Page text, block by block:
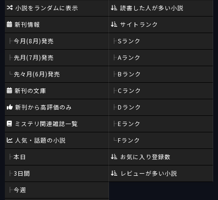
小説をランダムに表示
新刊情報
今月(8月)発売
先月(7月)発売
先々月(6月)発売
新刊の文庫
新刊から高評価のみ
ミステリ関連雑誌一覧
人気・話題の小説
本日
3日間
今週
読書した人が多い小説
サイトランク
Sランク
Aランク
Bランク
Cランク
Dランク
Eランク
Fランク
お気に入り登録数
レビューが多い小説